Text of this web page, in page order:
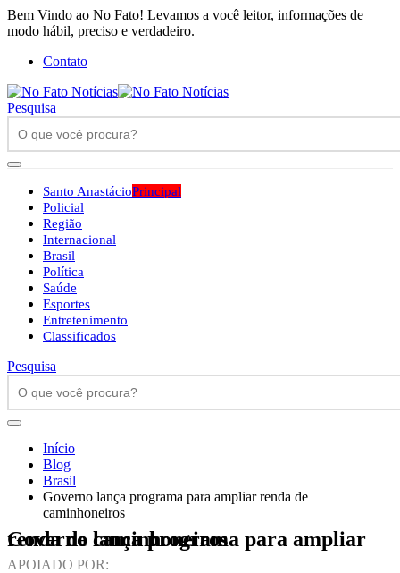
Bem Vindo ao No Fato! Levamos a você leitor, informações de
modo hábil, preciso e verdadeiro.
Contato
Pesquisa
Santo AnastácioPrincipal
Policial
Região
Internacional
Brasil
Política
Saúde
Esportes
Entretenimento
Classificados
Pesquisa
Início
Blog
Brasil
Governo lança programa para ampliar renda de
caminhoneiros
Governo lança programa para ampliar renda de caminhoneiros
APOIADO POR: